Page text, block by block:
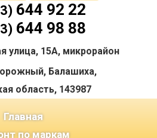
644 92 22
644 98 88
улица, 15А, микрорайон
Балашиха,
область, 143987
Главная(current)
по маркам